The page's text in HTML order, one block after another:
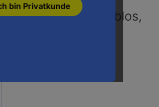
bin Privatkunde
EN 166, farblos,